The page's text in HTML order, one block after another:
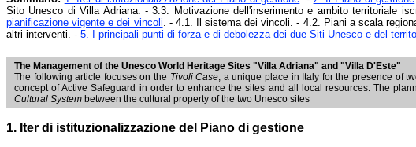
Sito Unesco di Villa Adriana. - 3.3. Motivazione dell'inserimento e ambito territoriale
pianificazione vigente e dei vincoli. - 4.1. Il sistema dei vincoli. - 4.2. Piani a scala
altri interventi. - 5. I principali punti di forza e di debolezza dei due Siti Unesco e del
The Management of the Unesco World Heritage Sites "Villa Adriana" and "Villa D'Este"
The following article focuses on the Tivoli Case, a unique place in Italy for the presence of
concept of Active Safeguard in order to enhance the sites and all local resources. The
Cultural System between the cultural property of the two Unesco sites
1. Iter di istituzionalizzazione del Piano di gestione